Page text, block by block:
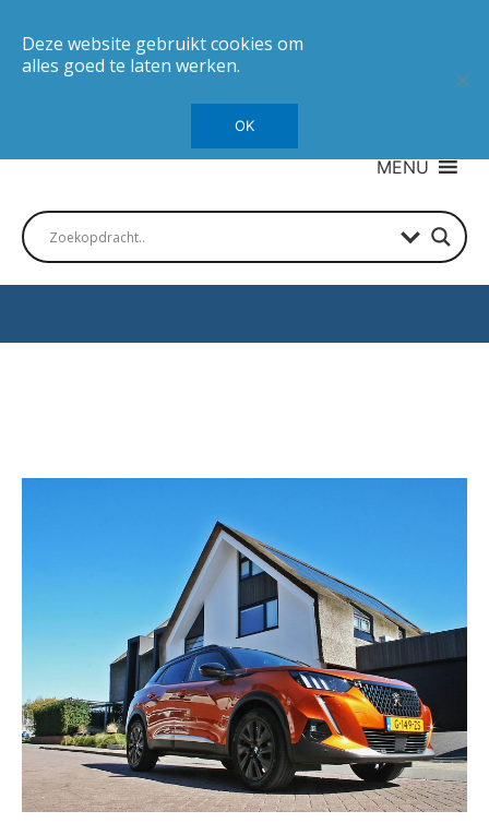
MENU
Deze website gebruikt cookies om
alles goed te laten werken.
OK